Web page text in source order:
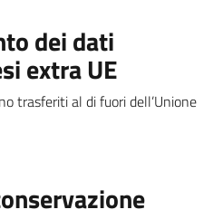
dei dati
extra UE
trasferiti al di fuori dell’Unione